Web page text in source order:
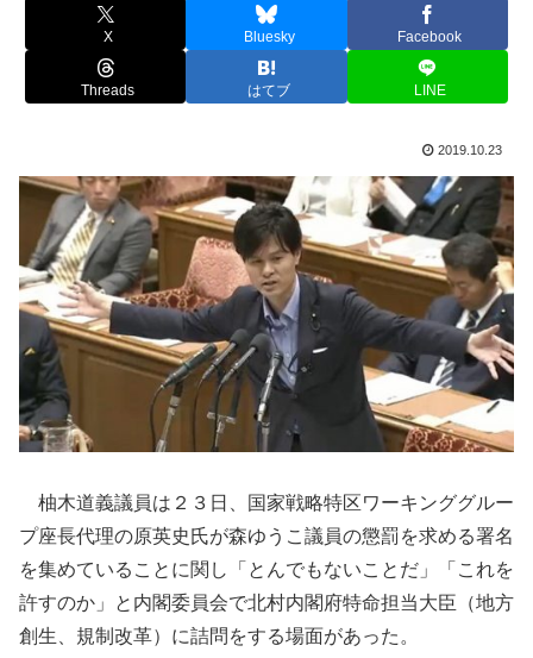
X Bluesky Facebook
Threads はてブ LINE
2019.10.23
柚木道義議員は２３日、国家戦略特区ワーキンググルー
プ座長代理の原英史氏が森ゆうこ議員の懲罰を求める署名
を集めていることに関し「とんでもないことだ」「これを
許すのか」と内閣委員会で北村内閣府特命担当大臣（地方
創生、規制改革）に詰問をする場面があった。